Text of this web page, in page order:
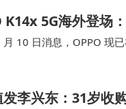
K14x 5G海外登场
月 10 日消息，OPPO 现
5000 万像素主摄。 据介
李兴东：31岁收